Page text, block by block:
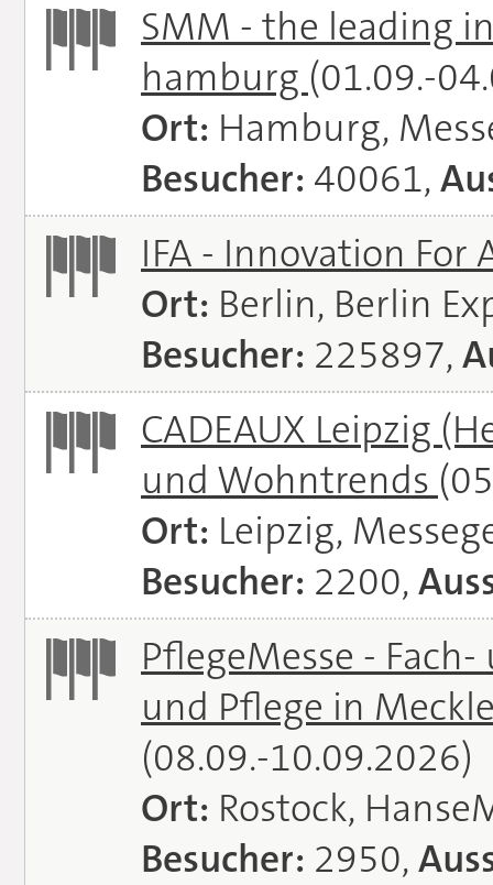
SMM - the leading
hamburg (01.09.-
Ort: Hamburg,
Besucher: 40061,
IFA - Innovation For
Ort: Berlin, Berlin
Besucher: 225897,
CADEAUX Leipzig
und Wohntrends
Ort: Leipzig,
Besucher: 2200,
PflegeMesse -
und Pflege in
(08.09.-10.09.2026)
Ort: Rostock,
Besucher: 2950,